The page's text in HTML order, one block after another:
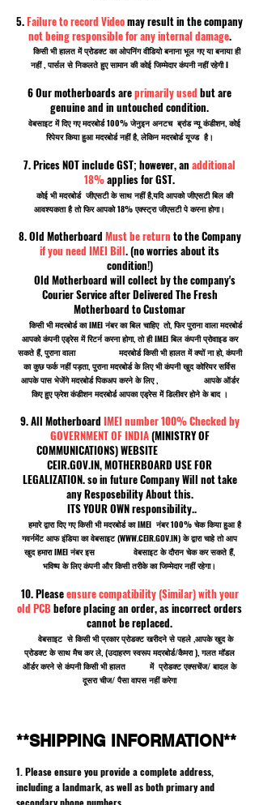
5.Failure to record Videomay result in the company
not being responsible for any internal damage.
किसी भी हालत में प्रोडक्ट का ओपनिंग वीडियो बनाना भूल गए या बनाया ही
नहीं , पार्सल से निकलते हुए सामान की कोई जिम्मेदार कंपनी नहीं रहेगी I
6 Our motherboards areprimarily used but are
genuine and in untouched condition.
वेबसाइट में दिए गए मदरबोर्ड 100% जेनुइन अनटच ब्रांड न्यू कंडीशन, कोई
रिपेयर किया हुआ मदरबोर्ड नहीं है, लेकिन मदरबोर्ड यूज्ड है।
7. Prices NOT include GST; however, an additional
18%applies for GST.
कोई भी मदरबोर्ड जीएसटी के साथ नहीं है,यदि आपको जीएसटी बिल की
आवश्यकता है तो फिर आपको 18% एक्स्ट्रा जीएसटी पे करना होगा।
8. Old Motherboard Must be return to the Company
if you need IMEI Bill. (no worries about its
condition!)
Old Motherboard will collect by the company's
Courier Service after Delivered The Fresh
Motherboard to Customar
किसी भी मदरबोर्ड का IMEI नंबर का बिल चाहिए तो, फिर पुराना वाला मदरबोर्ड
आपको कंपनी एड्रेस में रिटर्न करना होगा, तो ही IMEI बिल कंपनी प्रोवाइड कर
सकते हैं, पुराना वाला मदरबोर्ड किसी भी हालत में क्यों ना हो, कंपनी
का कुछ फर्क नहीं पड़ता, पुराना मदरबोर्ड के लिए भी कंपनी खुद कोरियर सर्विस
आपके पास भेजेंगे मदरबोर्ड पिकअप करने के लिए , आपके ऑर्डर
किए हुए फ्रेश कंडीशन मदरबोर्ड आपका एड्रेस में डिलीवर होने के बाद ।
9. All Motherboard IMEI number 100% Checked by
GOVERNMENT OF INDIA(MINISTRY OF
COMMUNICATIONS) WEBSITE
CEIR.GOV.IN, MOTHERBOARD USE FOR
LEGALIZATION. so in future Company Will not take
any Resposebility About this.
ITS YOUR OWN responsibility..
हमारे द्वारा दिए गए किसी भी मदरबोर्ड का IMEI नंबर 100% चेक किया हुआ है
गवर्नमेंट आफ इंडिया का वेबसाइट (WWW.CEIR.GOV.IN) के द्वारा चाहे तो आप
खुद हमारा IMEI नंबर इस वेबसाइट के दौरान चेक कर सकते हैं,
भविष्य के लिए कंपनी और किसी तरीके का जिम्मेदार नहीं रहेगा।
10. Pleaseensure compatibility (Similar) with your
old PCBbefore placing an order, as incorrect orders
cannot be replaced.
वेबसाइट से किसी भी प्रकार प्रोडक्ट खरीदने से पहले ,आपके खुद के
प्रोडक्ट के साथ मैच कर ले, (उदाहरण स्वरूप मदरबोर्ड/कैमरा ), गलत मॉडल
ऑर्डर करने से कंपनी किसी भी हालत में प्रोडक्ट एक्सचेंज/ बादल के
दूसरा चीज/ पैसा वापस नहीं करेगा
**SHIPPING INFORMATION**
1. Please ensure you provide a complete address,
including a landmark, as well as both primary and
secondary phone numbers.